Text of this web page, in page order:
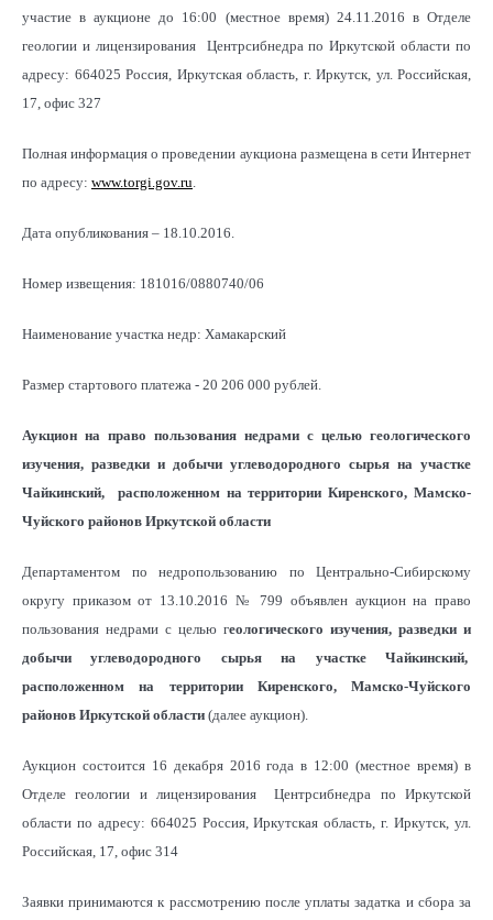
участие в аукционе до 16:00 (местное время) 24.11.2016 в Отделе
геологии и лицензирования Центрсибнедра по Иркутской области по
адресу: 664025 Россия, Иркутская область, г. Иркутск, ул. Российская,
17, офис 327
Полная информация о проведении аукциона размещена в сети Интернет
по адресу: www.torgi.gov.ru
Дата опубликования – 18.10.2016.
Номер извещения: 181016/0880740/06
Наименование участка недр: Хамакарский
Размер стартового платежа - 20 206 000 рублей.
Аукцион на право пользования недрами с целью геологического
изучения, разведки и добычи углеводородного сырья на участке
Чайкинский, расположенном на территории Киренского, Мамско-
Чуйского районов Иркутской области
Департаментом по недропользованию по Центрально-Сибирскому
округу приказом от 13.10.2016 № 799 объявлен аукцион на право
пользования недрами с целью геологического изучения, разведки и
добычи углеводородного сырья на участке Чайкинский,
расположенном на территории Киренского, Мамско-Чуйского
районов Иркутской области (далее аукцион).
Аукцион состоится 16 декабря 2016 года в 12:00 (местное время) в
Отделе геологии и лицензирования Центрсибнедра по Иркутской
области по адресу: 664025 Россия, Иркутская область, г. Иркутск, ул.
Российская, 17, офис 314
Заявки принимаются к рассмотрению после уплаты задатка и сбора за